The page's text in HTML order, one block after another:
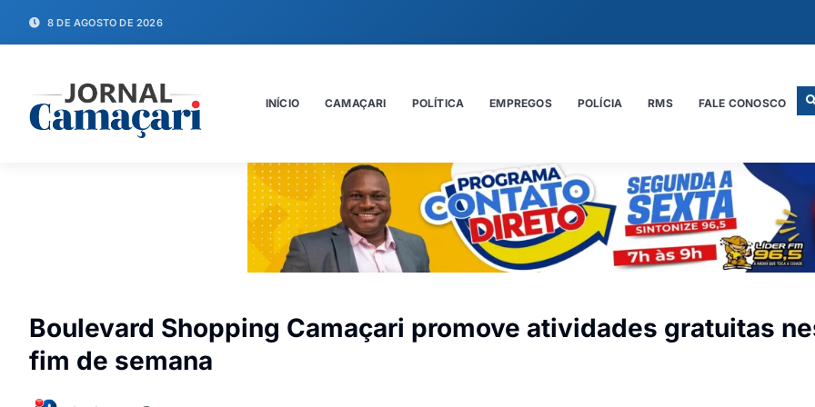
8 DE AGOSTO DE 2026
INÍCIO CAMAÇARI POLÍTICA EMPREGOS POLÍCIA RMS FALE CONOSCO
Boulevard Shopping Camaçari promove atividades gratuitas
fim de semana